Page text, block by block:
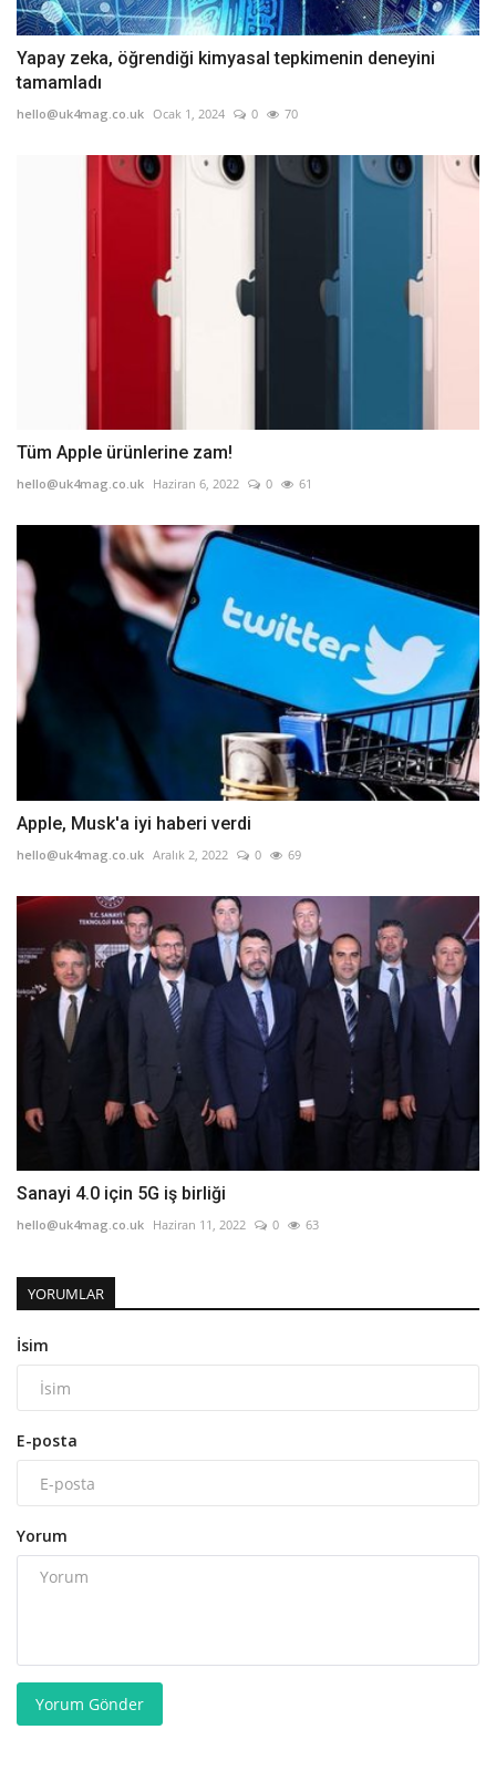
Yapay zeka, öğrendiği kimyasal tepkimenin deneyini
tamamladı
hello@uk4mag.co.uk Ocak 1, 2024 0 70
Tüm Apple ürünlerine zam!
hello@uk4mag.co.uk Haziran 6, 2022 0 61
Apple, Musk'a iyi haberi verdi
hello@uk4mag.co.uk Aralık 2, 2022 0 69
Sanayi 4.0 için 5G iş birliği
hello@uk4mag.co.uk Haziran 11, 2022 0 63
YORUMLAR
İsim
E-posta
Yorum
Yorum Gönder